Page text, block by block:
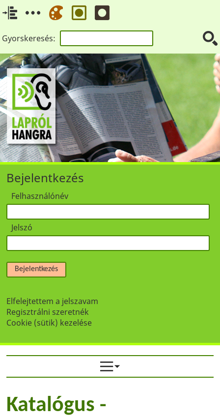
Gyorskeresés:
Bejelentkezés
Felhasználónév
Jelszó
Bejelentkezés
Elfelejtettem a jelszavam
Regisztrálni szeretnék
Cookie (sütik) kezelése
Katalógus -